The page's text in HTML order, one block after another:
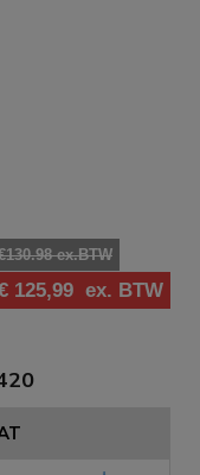
ex.BTW
125,99 ex. BTW